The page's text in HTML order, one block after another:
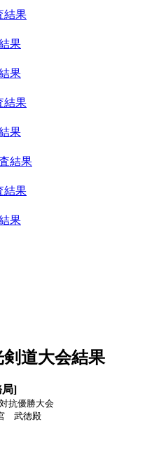
結果
果
果
結果
果
結果
結果
果
剣道大会結果
局]
抗優勝大会
武徳殿